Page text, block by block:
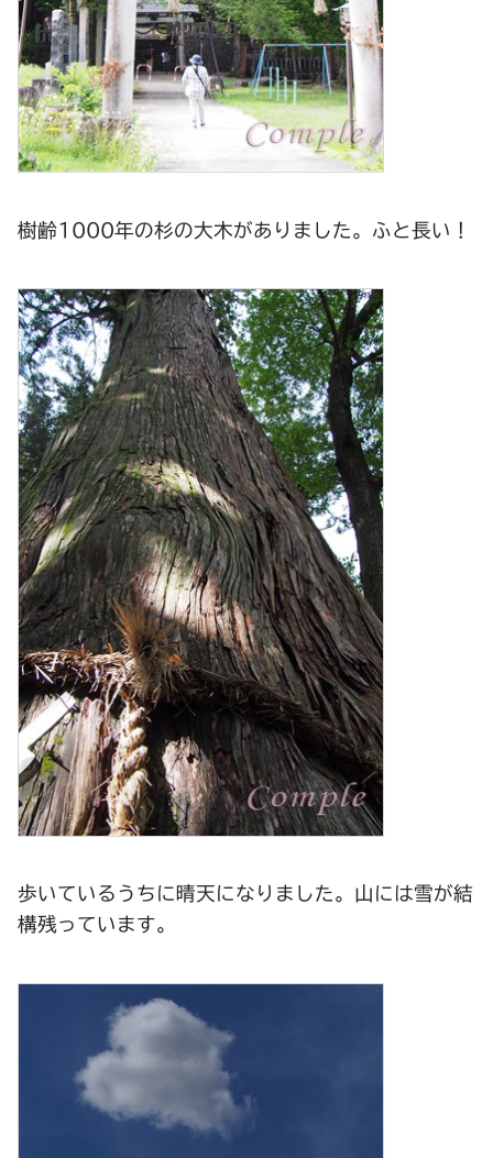
樹齢1000年の杉の大木がありました。ふと長い！
歩いているうちに晴天になりました。山には雪が結
構残っています。